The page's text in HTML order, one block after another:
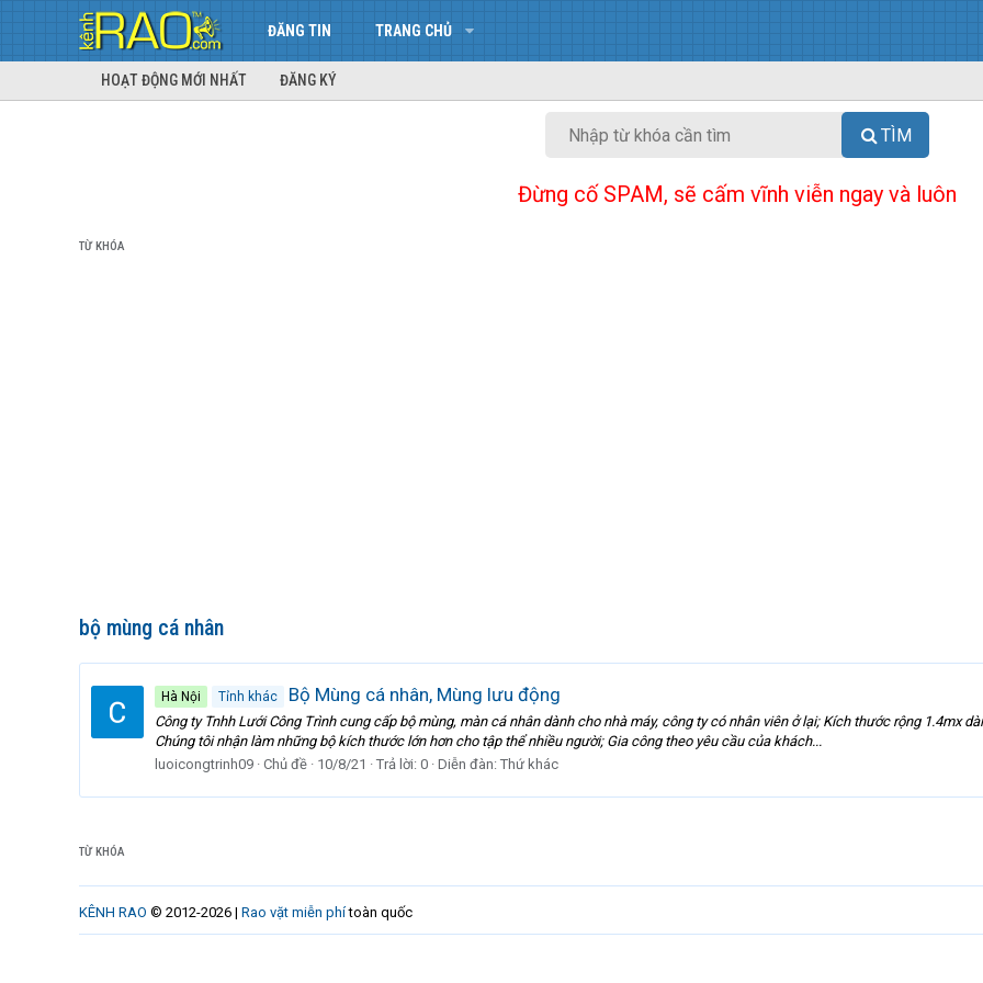
ĐĂNG TIN TRANG CHỦ
HOẠT ĐỘNG MỚI NHẤT ĐĂNG KÝ
TÌM
Đừng cố SPAM, sẽ cấm vĩnh viễn ngay và luôn
TỪ KHÓA
bộ mùng cá nhân
Hà Nội Tỉnh khác Bộ Mùng cá nhân, Mùng lưu động
Công ty Tnhh Lưới Công Trình cung cấp bộ mùng, màn cá nhân dành cho nhà máy, công ty có nhân viên ở lại; Kích thước rộng 1.4mx
Chúng tôi nhận làm những bộ kích thước lớn hơn cho tập thể nhiều người; Gia công theo yêu cầu của khách...
luoicongtrinh09 Chủ đề 10/8/21 Trả lời: 0 Diễn đàn: Thứ khác
TỪ KHÓA
KÊNH RAO © 2012-2026 | Rao vặt miễn phítoàn quốc